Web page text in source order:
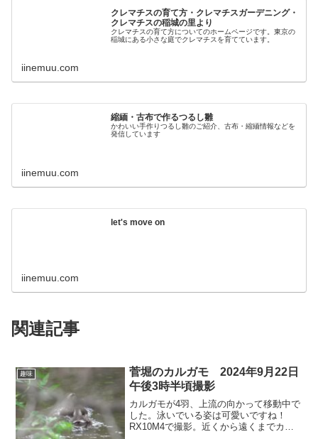
クレマチスの育て方・クレマチスガーデニング・
クレマチスの稲城の里より
クレマチスの育て方についてのホームページです。東京の
稲城にある小さな庭でクレマチスを育てています。
iinemuu.com
縮緬・古布で作るつるし雛
かわいい手作りつるし雛のご紹介、古布・縮緬情報などを
発信しています
iinemuu.com
let's move on
iinemuu.com
関連記事
趣味
菅堀のカルガモ 2024年9月22日
午後3時半頃撮影
カルガモが4羽、上流の向かって移動中で
した。泳いでいる姿は可愛いですね！
RX10M4で撮影。近くから遠くまでカバ